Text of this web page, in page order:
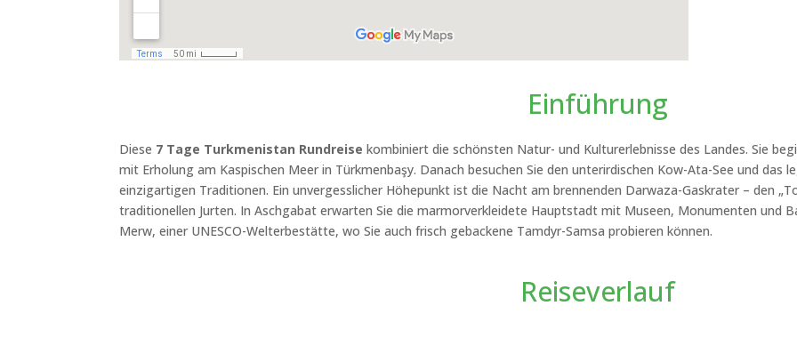
Einführung
Diese 7 Tage Turkmenistan Rundreise kombiniert die schönsten Natur- und Kulturerlebnisse des Landes. Sie
mit Erholung am Kaspischen Meer in Türkmenbaşy. Danach besuchen Sie den unterirdischen Kow-Ata-See und das
einzigartigen Traditionen. Ein unvergesslicher Höhepunkt ist die Nacht am brennenden Darwaza-Gaskrater – den
traditionellen Jurten. In Aschgabat erwarten Sie die marmorverkleidete Hauptstadt mit Museen, Monumenten und
Merw, einer UNESCO-Welterbestätte, wo Sie auch frisch gebackene Tamdyr-Samsa probieren können.
Reiseverlauf